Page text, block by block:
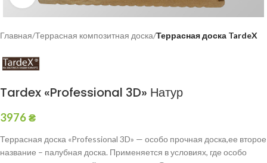
Главная Террасная композитная доска Террасная доска TardeX
Tardex «Professional 3D» Натур
3976₴
Террасная доска «Professional 3D» — особо прочная доска,ее второе
название – палубная доска. Применяется в условиях, где особо